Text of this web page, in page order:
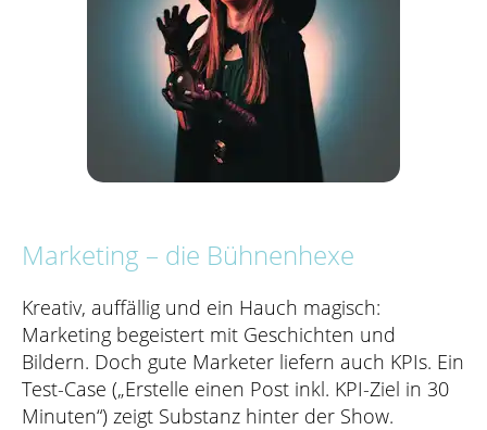
Marketing – die Bühnenhexe
Kreativ, auffällig und ein Hauch magisch:
Marketing begeistert mit Geschichten und
Bildern. Doch gute Marketer liefern auch KPIs. Ein
Test-Case („Erstelle einen Post inkl. KPI-Ziel in 30
Minuten“) zeigt Substanz hinter der Show.